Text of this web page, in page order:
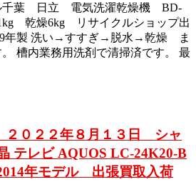
千葉 日立 電気洗濯乾燥機 BD-
乾燥6kg リサイクルショップ出
年製 洗い→すすぎ→脱水→乾燥 ま
槽内業務用洗剤で清掃済です。 最
０２２年８月１３日 シャ
テレビ AQUOS LC-24K20-B
年モデル 出張買取入荷